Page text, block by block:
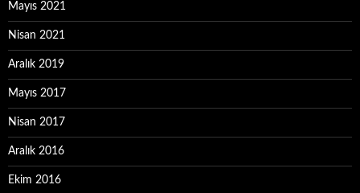
Mayıs 2021
Nisan 2021
Aralık 2019
Mayıs 2017
Nisan 2017
Aralık 2016
Ekim 2016